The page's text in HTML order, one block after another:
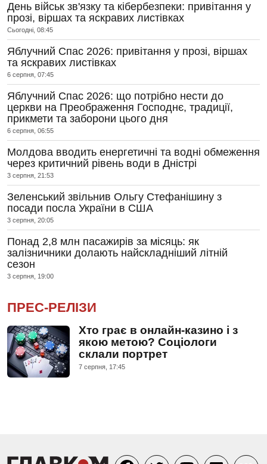
День військ зв'язку та кібербезпеки: привітання у
прозі, віршах та яскравих листівках
Сьогодні, 08:45
Яблучний Спас 2026: привітання у прозі, віршах
та яскравих листівках
6 серпня, 07:45
Яблучний Спас 2026: що потрібно нести до
церкви на Преображення Господнє, традиції,
прикмети та заборони цього дня
6 серпня, 06:55
Молдова вводить енергетичні та водні обмеження
через критичний рівень води в Дністрі
3 серпня, 21:53
Зеленський звільнив Ольгу Стефанішину з
посади посла України в США
3 серпня, 20:05
Понад 2,8 млн пасажирів за місяць: як
залізничники долають найскладніший літній
сезон
3 серпня, 19:00
ПРЕС-РЕЛІЗИ
Хто грає в онлайн-казино і з
якою метою? Соціологи
склали портрет
7 серпня, 17:45